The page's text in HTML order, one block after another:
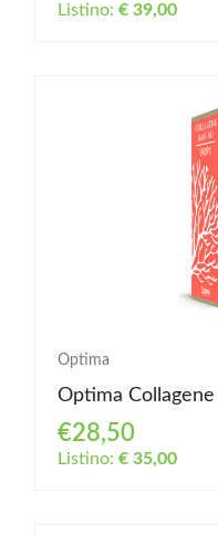
Listino: € 39,00
Optima
Optima
€28,50
Listino: € 35,00